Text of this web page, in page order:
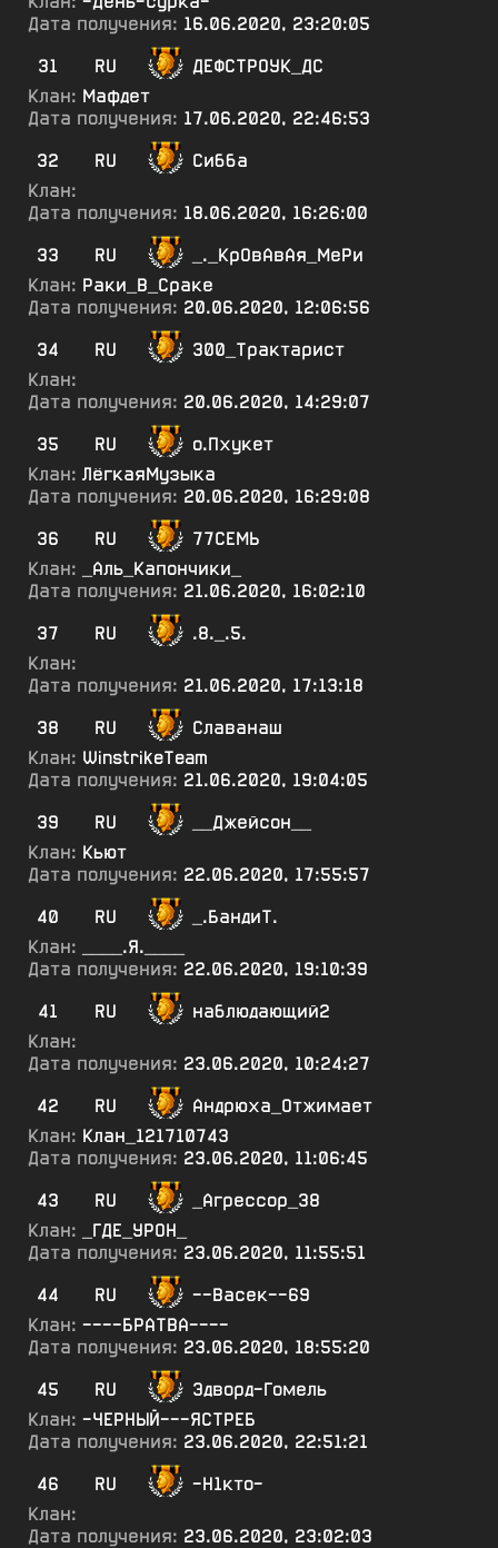
Дата получения: 16.06.2020, 23:20:05
31
RU
ДЕФСТРОУК_ДС
Клан: Мафдет
Дата получения: 17.06.2020, 22:46:53
32
RU
Сибба
Клан:
Дата получения: 18.06.2020, 16:26:00
33
RU
_._КрОвАвАя_МеРи
Клан: Раки_В_Сраке
Дата получения: 20.06.2020, 12:06:56
34
RU
300_Трактарист
Клан:
Дата получения: 20.06.2020, 14:29:07
35
RU
о.Пхукет
Клан: ЛёгкаяМузыка
Дата получения: 20.06.2020, 16:29:08
36
RU
77СЕМЬ
Клан:
_Аль_Капончики_
Дата получения: 21.06.2020, 16:02:10
37
RU
.8._.5.
Клан:
Дата получения: 21.06.2020, 17:13:18
38
RU
Славанаш
Клан: WinstrikeTeam
Дата получения: 21.06.2020, 19:04:05
39
RU
__Джейсон__
Клан: Кьют
Дата получения: 22.06.2020, 17:55:57
40
RU
_.БандиТ.
Клан:
____.Я.____
Дата получения: 22.06.2020, 19:10:39
41
RU
наблюдающий2
Клан:
Дата получения: 23.06.2020, 10:24:27
42
RU
Андрюха_Отжимает
Клан: Клан_121710743
Дата получения: 23.06.2020, 11:06:45
43
RU
_Агрессор_38
Клан:
_ГДЕ_УРОН_
Дата получения: 23.06.2020, 11:55:51
44
RU
--Васек--69
Клан: ----БРАТВА----
Дата получения: 23.06.2020, 18:55:20
45
RU
Эдворд-Гомель
Клан: -ЧЕРНЫЙ---ЯСТРЕБ
Дата получения: 23.06.2020, 22:51:21
46
RU
-Н1кто-
Клан:
Дата получения: 23.06.2020, 23:02:03